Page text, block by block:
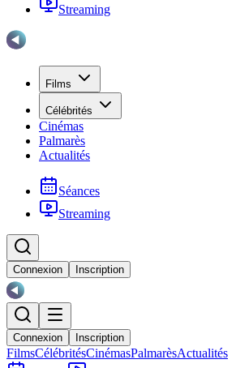
Streaming
Films
Célébrités
Cinémas
Palmarès
Actualités
Séances
Streaming
Connexion Inscription
Connexion Inscription
FilmsCélébritésCinémasPalmarèsActualités